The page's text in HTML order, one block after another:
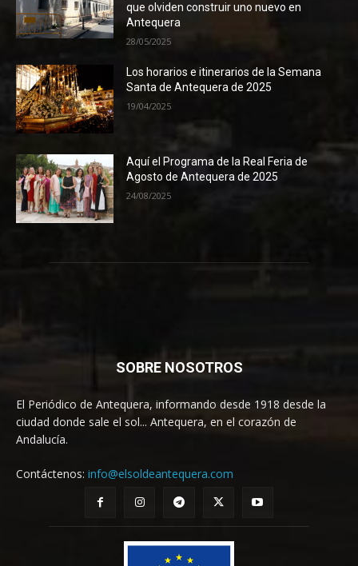
que olviden construir uno nuevo en
Antequera
28/05/2025
Los horarios e itinerarios de la Semana
Santa de Antequera de 2025
19/04/2025
Aquí el Programa de la Real Feria de
Agosto de Antequera de 2025
24/08/2025
SOBRE NOSOTROS
El Periódico de Antequera, informando desde 1918 desde la
ciudad donde sale el sol... Antequera, en el corazón de
Andalucía.
Contáctenos: info@elsoldeantequera.com